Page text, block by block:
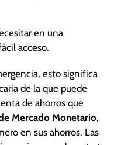
en una
acceso.
esto significa
de la que puede
de ahorros que
Mercado Monetario,
en sus ahorros. Las